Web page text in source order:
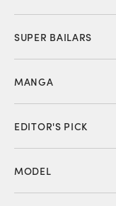
SUPER BAILARS
MANGA
EDITOR'S PICK
MODEL